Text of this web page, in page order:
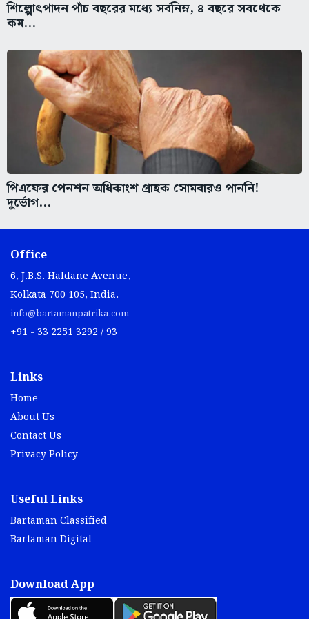
শিল্পোৎপাদন পাঁচ বছরের মধ্যে সর্বনিম্ন, ৪ বছরে সবথেকে
কম...
পিএফের পেনশন অধিকাংশ গ্রাহক সোমবারও পাননি!
দুর্ভোগ...
Office
6, J.B.S. Haldane Avenue,
Kolkata 700 105, India.
info@bartamanpatrika.com
+91 - 33 2251 3292 / 93
Links
Home
About Us
Contact Us
Privacy Policy
Useful Links
Bartaman Classified
Bartaman Digital
Download App